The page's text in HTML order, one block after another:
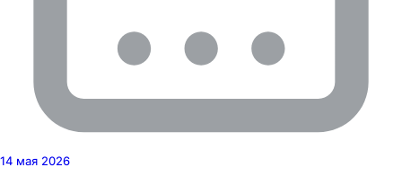
14 мая 2026